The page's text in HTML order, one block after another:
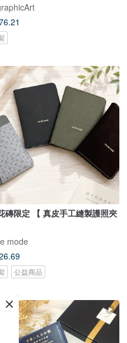
磚限定 【 真皮手工縫製護照夾
mode
公益商品